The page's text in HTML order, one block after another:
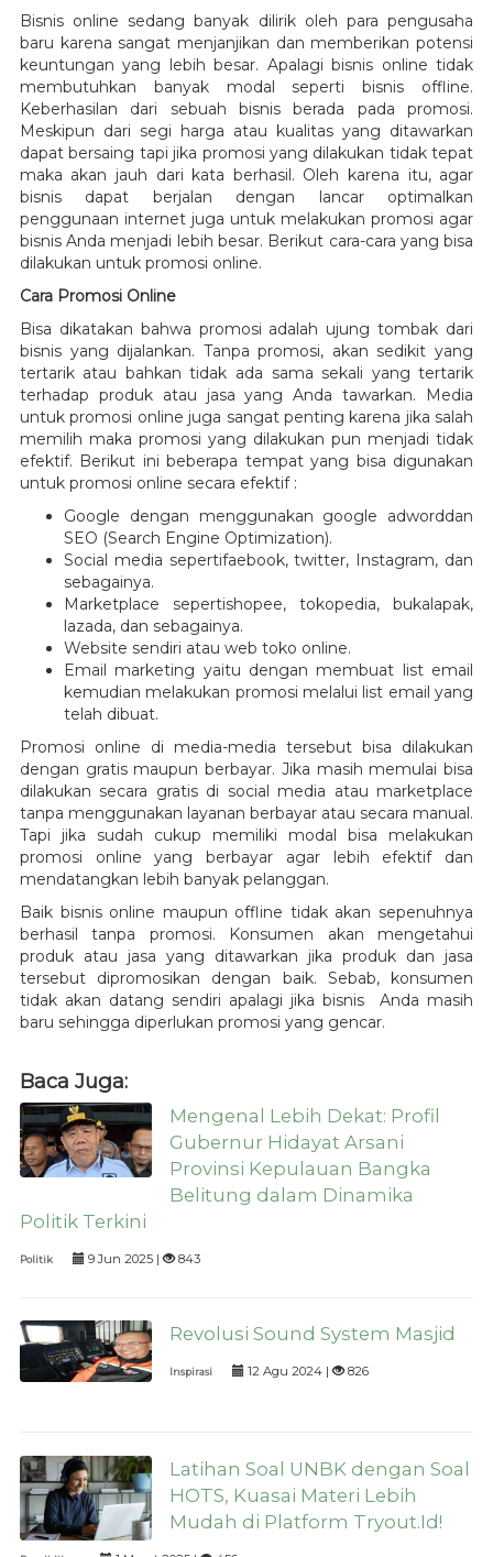
Bisnis online sedang banyak dilirik oleh para pengusaha
baru karena sangat menjanjikan dan memberikan potensi
keuntungan yang lebih besar. Apalagi bisnis online tidak
membutuhkan banyak modal seperti bisnis offline.
Keberhasilan dari sebuah bisnis berada pada promosi.
Meskipun dari segi harga atau kualitas yang ditawarkan
dapat bersaing tapi jika promosi yang dilakukan tidak tepat
maka akan jauh dari kata berhasil. Oleh karena itu, agar
bisnis dapat berjalan dengan lancar optimalkan
penggunaan internet juga untuk melakukan promosi agar
bisnis Anda menjadi lebih besar. Berikut cara-cara yang bisa
dilakukan untuk promosi online.
Cara Promosi Online
Bisa dikatakan bahwa promosi adalah ujung tombak dari
bisnis yang dijalankan. Tanpa promosi, akan sedikit yang
tertarik atau bahkan tidak ada sama sekali yang tertarik
terhadap produk atau jasa yang Anda tawarkan. Media
untuk promosi online juga sangat penting karena jika salah
memilih maka promosi yang dilakukan pun menjadi tidak
efektif. Berikut ini beberapa tempat yang bisa digunakan
untuk promosi online secara efektif :
Google dengan menggunakan google adworddan
SEO (Search Engine Optimization).
Social media sepertifaebook, twitter, Instagram, dan
sebagainya.
Marketplace sepertishopee, tokopedia, bukalapak,
lazada, dan sebagainya.
Website sendiri atau web toko online.
Email marketing yaitu dengan membuat list email
kemudian melakukan promosi melalui list email yang
telah dibuat.
Promosi online di media-media tersebut bisa dilakukan
dengan gratis maupun berbayar. Jika masih memulai bisa
dilakukan secara gratis di social media atau marketplace
tanpa menggunakan layanan berbayar atau secara manual.
Tapi jika sudah cukup memiliki modal bisa melakukan
promosi online yang berbayar agar lebih efektif dan
mendatangkan lebih banyak pelanggan.
Baik bisnis online maupun offline tidak akan sepenuhnya
berhasil tanpa promosi. Konsumen akan mengetahui
produk atau jasa yang ditawarkan jika produk dan jasa
tersebut dipromosikan dengan baik. Sebab, konsumen
tidak akan datang sendiri apalagi jika bisnis Anda masih
baru sehingga diperlukan promosi yang gencar.
Baca Juga:
Mengenal Lebih Dekat: Profil
Gubernur Hidayat Arsani
Provinsi Kepulauan Bangka
Belitung dalam Dinamika
Politik Terkini
Politik 9 Jun 2025 | 843
Revolusi Sound System Masjid
Inspirasi 12 Agu 2024 | 826
Latihan Soal UNBK dengan Soal
HOTS, Kuasai Materi Lebih
Mudah di Platform Tryout.Id!